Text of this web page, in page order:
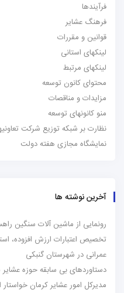
فرآیندها
فرهنگ عشایر
قوانین و مقررات
لینکهای استانی
لینکهای مرتبط
محتوای کانون توسعه
مزایدات و مناقصات
منو کانونهای توسعه
نظارت بر شبکه توزیع شرکت
نمایشگاه مجازی هفته دولت
آخرین نوشته ها
رونمایی از ماشین آلات سنگین
تخصیص اعتبارات ارزش افزوده،
عمرانی در شهرستان گنبکی
دستاوردهای بی سابقه حوزه عشایر
مدیرکل امور عشایر کرمان